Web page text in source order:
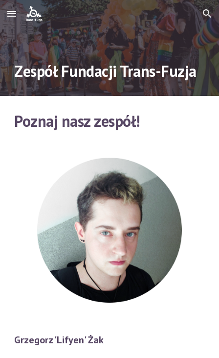
Skip to main content Skip to navigation
Zespół Fundacji Trans-Fuzja
Poznaj nasz zespół!
Grzegorz 'Lifyen' Żak